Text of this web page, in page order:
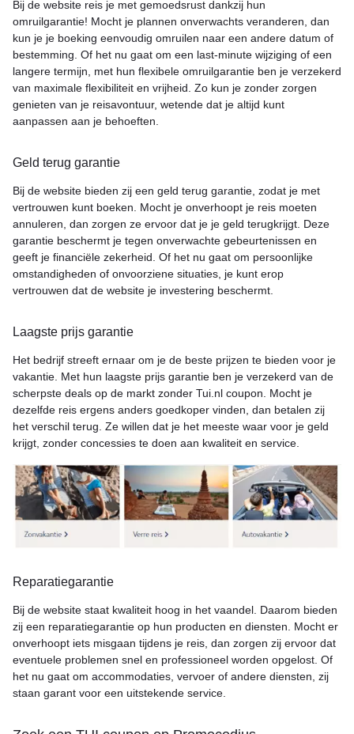
Bij de website reis je met gemoedsrust dankzij hun
omruilgarantie! Mocht je plannen onverwachts veranderen, dan
kun je je boeking eenvoudig omruilen naar een andere datum of
bestemming. Of het nu gaat om een last-minute wijziging of een
langere termijn, met hun flexibele omruilgarantie ben je verzekerd
van maximale flexibiliteit en vrijheid. Zo kun je zonder zorgen
genieten van je reisavontuur, wetende dat je altijd kunt
aanpassen aan je behoeften.
Geld terug garantie
Bij de website bieden zij een geld terug garantie, zodat je met
vertrouwen kunt boeken. Mocht je onverhoopt je reis moeten
annuleren, dan zorgen ze ervoor dat je je geld terugkrijgt. Deze
garantie beschermt je tegen onverwachte gebeurtenissen en
geeft je financiële zekerheid. Of het nu gaat om persoonlijke
omstandigheden of onvoorziene situaties, je kunt erop
vertrouwen dat de website je investering beschermt.
Laagste prijs garantie
Het bedrijf streeft ernaar om je de beste prijzen te bieden voor je
vakantie. Met hun laagste prijs garantie ben je verzekerd van de
scherpste deals op de markt zonder Tui.nl coupon. Mocht je
dezelfde reis ergens anders goedkoper vinden, dan betalen zij
het verschil terug. Ze willen dat je het meeste waar voor je geld
krijgt, zonder concessies te doen aan kwaliteit en service.
Reparatiegarantie
Bij de website staat kwaliteit hoog in het vaandel. Daarom bieden
zij een reparatiegarantie op hun producten en diensten. Mocht er
onverhoopt iets misgaan tijdens je reis, dan zorgen zij ervoor dat
eventuele problemen snel en professioneel worden opgelost. Of
het nu gaat om accommodaties, vervoer of andere diensten, zij
staan garant voor een uitstekende service.